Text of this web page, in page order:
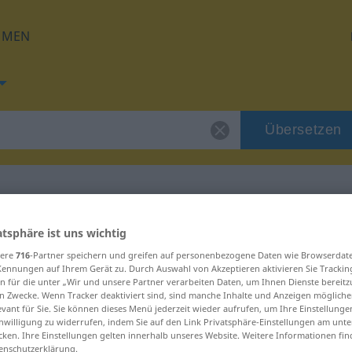
Übersetzen
für "chufletear"
ist uns wichtig
716-Partner speichern und greifen auf personenbezogene Daten wie
auf Ihrem Gerät zu. Durch Auswahl von Akzeptieren aktivieren Sie
für die unter „Wir und unsere Partner verarbeiten Daten, um Ihnen Dienste
Zwecke. Wenn Tracker deaktiviert sind, sind manche Inhalte und Anzeigen
für Sie. Sie können dieses Menü jederzeit wieder aufrufen, um Ihre
zu widerrufen, indem Sie auf den Link Privatsphäre-Einstellungen am
Ihre Einstellungen gelten innerhalb unseres Website. Weitere Informationen